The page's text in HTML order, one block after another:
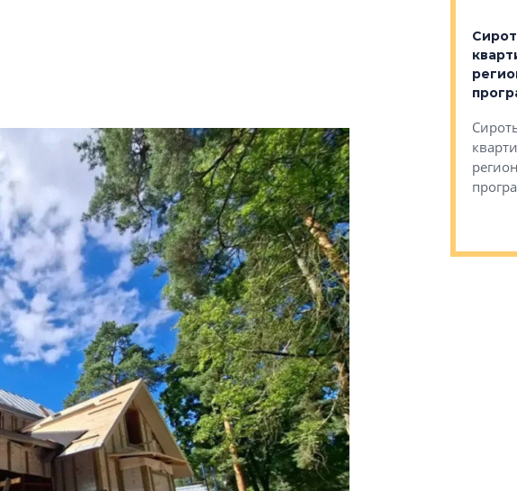
В Красногвардейском районе
Петербурга появился еще один
центр совмещенного образования